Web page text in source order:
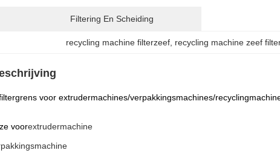
Filtering En Scheiding
recycling machine filterzeef recycling machine zeef
voor extrudermachines/verpakkingsmachines/
voorextrudermachine